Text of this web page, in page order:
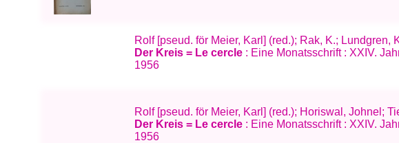
Rolf [pseud. för Meier, Karl] (red.); Rak, K.; Lundgren,
Der Kreis = Le cercle : Eine Monatsschrift : XXIV.
1956
Rolf [pseud. för Meier, Karl] (red.); Horiswal, Johnel;
Der Kreis = Le cercle : Eine Monatsschrift : XXIV.
1956